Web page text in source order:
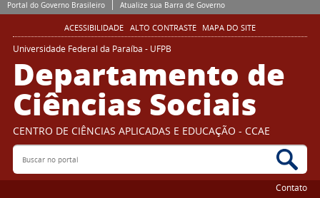
Portal do Governo Brasileiro Atualize sua Barra de Governo
ACESSIBILIDADE ALTO CONTRASTE MAPA DO SITE
Universidade Federal da Paraíba - UFPB
Departamento de
Ciências Sociais
CENTRO DE CIÊNCIAS APLICADAS E EDUCAÇÃO - CCAE
Buscar no portal
Contato